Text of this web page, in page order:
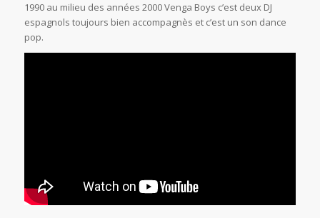
1990 au milieu des années 2000 Venga Boys c’est deux DJ
espagnols toujours bien accompagnès et c’est un son dance
pop.